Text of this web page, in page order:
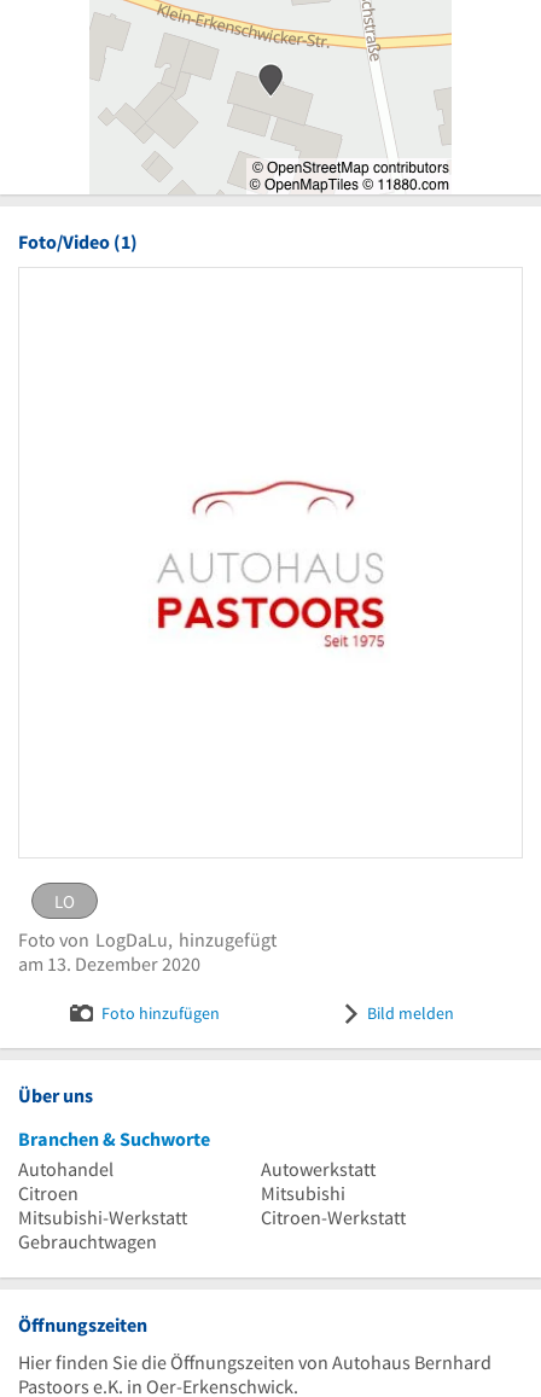
Foto/Video (1)
Logo Autohaus Bernhard Pastoors e.K.
LO
eingestellt von
Bild melden
LO
Foto von LogDaLu, hinzugefügt
am 13. Dezember 2020
Foto hinzufügen Bild melden
Über uns
Branchen & Suchworte
Autohandel
Autowerkstatt
Citroen
Mitsubishi
Mitsubishi-Werkstatt
Citroen-Werkstatt
Gebrauchtwagen
Öffnungszeiten
Hier finden Sie die Öffnungszeiten von Autohaus Bernhard
Pastoors e.K. in Oer-Erkenschwick.